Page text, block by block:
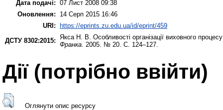
Дата подачі: 07 Лист 2008 09:38
Оновлення:
14 Серп 2015 16:46
URI: https://eprints.zu.edu.ua/id/eprint/459
ДСТУ 8302:2015:
Якса Н. В. Особливості організації виховного
Франка . 2005. № 20. С. 124–127.
Дії ​​(потрібно ввійти)
Оглянути опис ресурсу